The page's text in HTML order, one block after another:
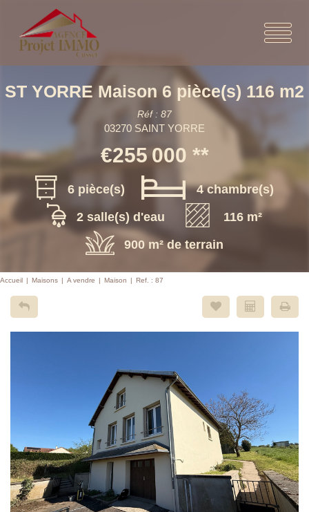
ST YORRE Maison 6 pièce(s) 116 m2
Réf : 87
03270 SAINT YORRE
€255 000 **
6 pièce(s)
4 chambre(s)
2 salle(s) d'eau
116 m²
900 m² de terrain
Accueil Maisons A vendre Maison Ref. : 87